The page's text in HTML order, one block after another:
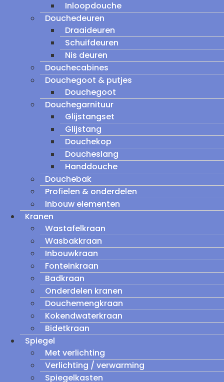
Inloopdouche
Douchedeuren
Draaideuren
Schuifdeuren
Nis deuren
Douchecabines
Douchegoot & putjes
Douchegoot
Douchegarnituur
Glijstangset
Glijstang
Douchekop
Doucheslang
Handdouche
Douchebak
Profielen & onderdelen
Inbouw elementen
Kranen
Wastafelkraan
Wasbakkraan
Inbouwkraan
Fonteinkraan
Badkraan
Onderdelen kranen
Douchemengkraan
Kokendwaterkraan
Bidetkraan
Spiegel
Met verlichting
Verlichting / verwarming
Spiegelkasten